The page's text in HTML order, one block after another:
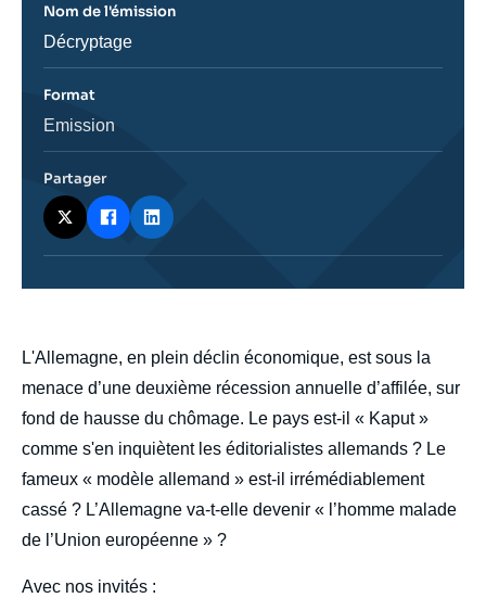
body
L'Allemagne, en plein déclin économique, est sous la
menace d’une deuxième récession annuelle d’affilée, sur
fond de hausse du chômage. Le pays est-il « Kaput »
comme s'en inquiètent les éditorialistes allemands ? Le
fameux « modèle allemand » est-il irrémédiablement
cassé ? L’Allemagne va-t-elle devenir « l’homme malade
de l’Union européenne » ?
Avec nos invités :
Nom de l'émission
Nom
Décryptage
Format
Catégorie
Emission
Partager